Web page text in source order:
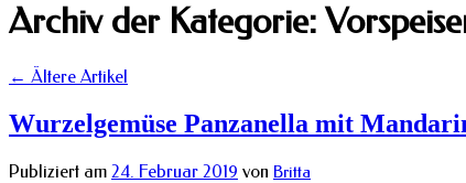
Archiv der Kategorie:
← Ältere Artikel
Wurzelgemüse Panzanella mit
Publiziert am 24. Februar 2019 von Britta